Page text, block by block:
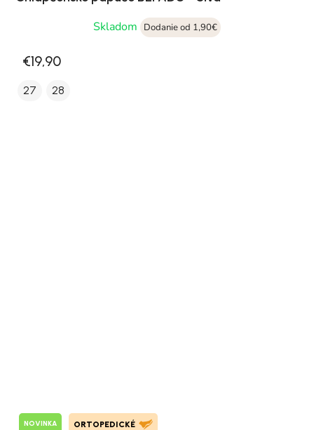
Skladom
Dodanie od 1,90€
€19,90
27 28
NOVINKA ORTOPEDICKÉ